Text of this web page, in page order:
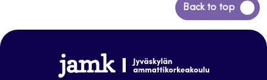
Back to top
Siirry
takaisin
www.jamk.fi